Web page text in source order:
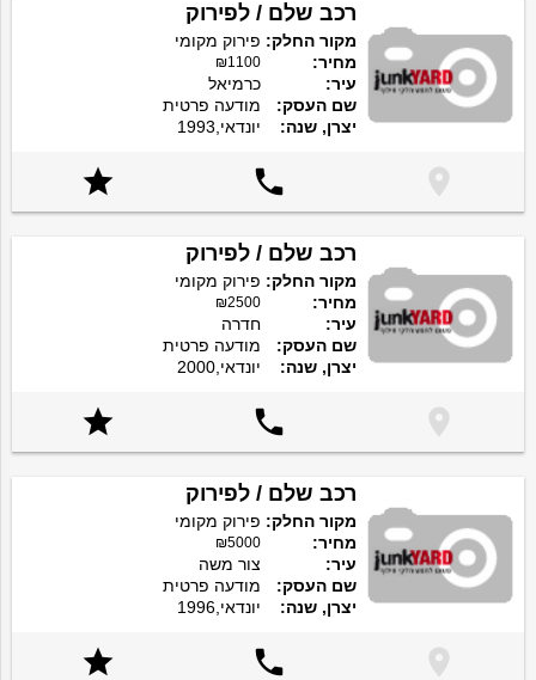
רכב שלם / לפירוק
מקור החלק: פירוק מקומי
מחיר:
₪1100
עיר:
כרמיאל
שם העסק:
מודעה פרטית
יצרן, שנה:
יונדאי,1993



רכב שלם / לפירוק
מקור החלק: פירוק מקומי
מחיר:
₪2500
עיר:
חדרה
שם העסק:
מודעה פרטית
יצרן, שנה:
יונדאי,2000



רכב שלם / לפירוק
מקור החלק: פירוק מקומי
מחיר:
₪5000
עיר:
צור משה
שם העסק:
מודעה פרטית
יצרן, שנה:
יונדאי,1996


